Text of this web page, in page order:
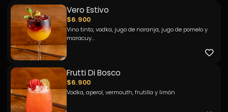
Vero Estivo
$6.900
Vino tinto, vodka, jugo de naranja, jugo de pomelo y
maracuy...
Frutti Di Bosco
$6.900
Vodka, aperol, vermouth, frutilla y limón